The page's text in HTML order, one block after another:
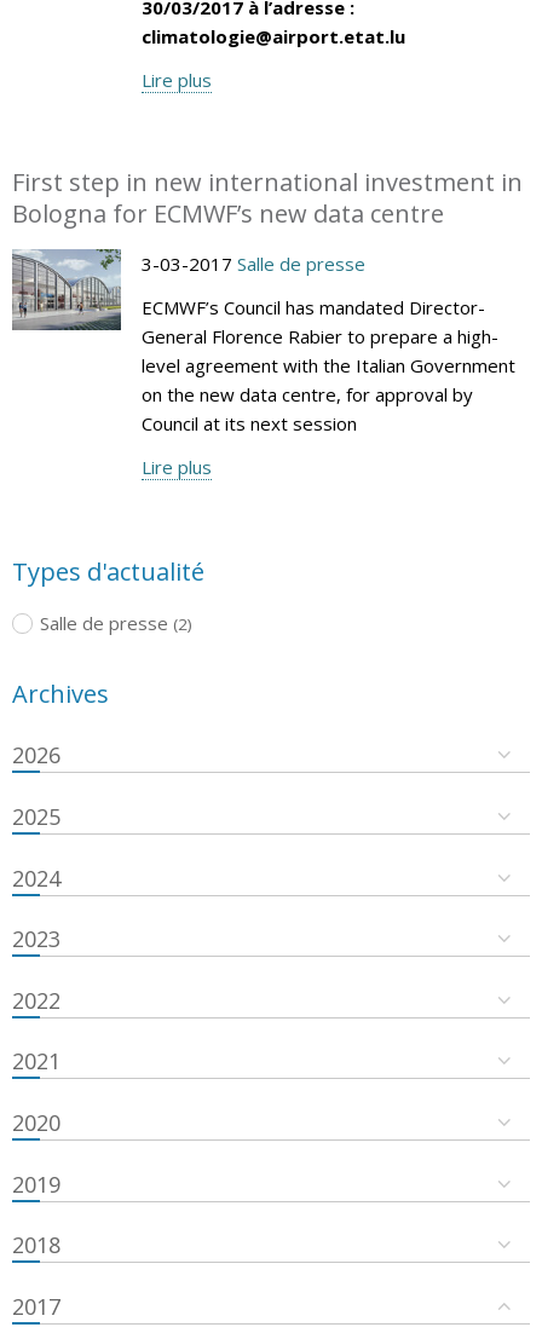
30/03/2017 à l’adresse :
climatologie@airport.etat.lu
Lire plus
First step in new international investment in
Bologna for ECMWF’s new data centre
3-03-2017 Salle de presse
ECMWF’s Council has mandated Director-
General Florence Rabier to prepare a high-
level agreement with the Italian Government
on the new data centre, for approval by
Council at its next session
Lire plus
Types d'actualité
Salle de presse (2)
Archives
2026
2025
2024
2023
2022
2021
2020
2019
2018
2017